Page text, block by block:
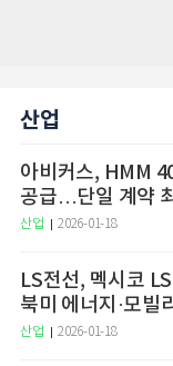
산업
아비커스, HMM
공급…단일 계약
산업 2026-01-18
LS전선, 멕시코
북미 에너지·모빌
산업 2026-01-18